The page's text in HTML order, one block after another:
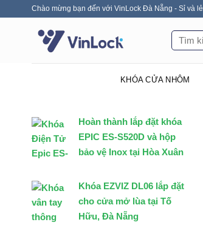
Chào mừng bạn đến với VinLock Đà Nẵng - Sỉ và
Tìm
kiếm:
KHÓA CỬA NHÔM
Hoàn thành lắp đặt khóa
EPIC ES-S520D và hộp
bảo vệ Inox tại Hòa Xuân
Khóa EZVIZ DL06 lắp đặt
cho cửa mở lùa tại Tố
Hữu, Đà Nẵng